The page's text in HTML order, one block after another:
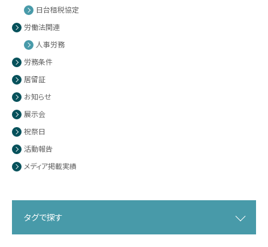
日台租税協定
労働法関連
人事労務
労務条件
居留証
お知らせ
展示会
祝祭日
活動報告
メディア掲載実績
タグで探す